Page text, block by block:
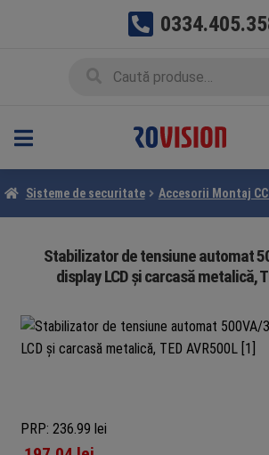
Sisteme de securitate Accesorii Montaj
Stabilizator de tensiune automat
display LCD și carcasă metalică,
PRP: 236.99 lei